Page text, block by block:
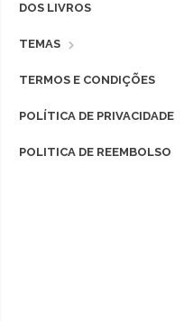
DOS LIVROS
TEMAS
TERMOS E CONDIÇÕES
POLÍTICA DE PRIVACIDADE
POLITICA DE REEMBOLSO